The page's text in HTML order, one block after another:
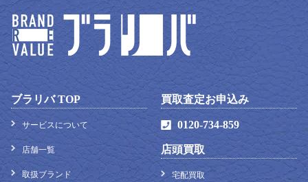
ブラリバ TOP
サービスについて
店舗一覧
取扱ブランド
店頭買取
宅配買取
0120-734-859